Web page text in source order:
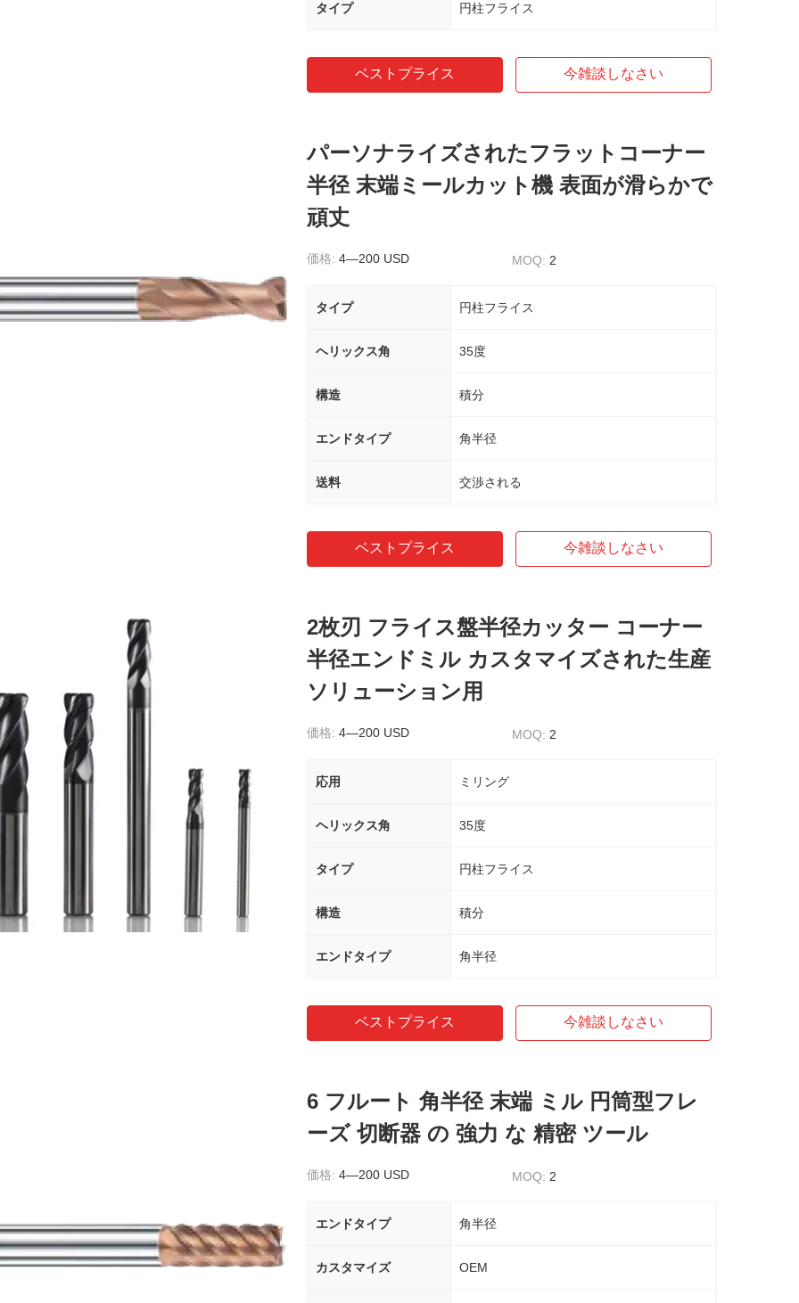
タイプ 円柱フライス
ベストプライス 今雑談しなさい
パーソナライズされたフラットコーナー
半径 末端ミールカット機 表面が滑らかで
頑丈
価格: 4—200 USD MOQ: 2
タイプ 円柱フライス
ヘリックス角 35度
構造 積分
エンドタイプ 角半径
送料 交渉される
ベストプライス 今雑談しなさい
2枚刃 フライス盤半径カッター コーナー
半径エンドミル カスタマイズされた生産
ソリューション用
価格: 4—200 USD MOQ: 2
応用 ミリング
ヘリックス角 35度
タイプ 円柱フライス
構造 積分
エンドタイプ 角半径
ベストプライス 今雑談しなさい
6 フルート 角半径 末端 ミル 円筒型フレ
ーズ 切断器 の 強力 な 精密 ツール
価格: 4—200 USD MOQ: 2
エンドタイプ 角半径
カスタマイズ OEM